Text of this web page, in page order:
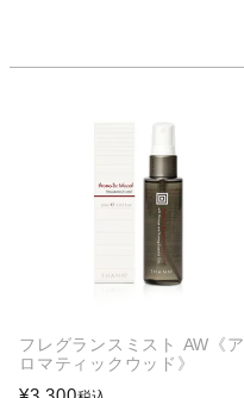
フレグランスミスト AW《ア
ロマティックウッド》